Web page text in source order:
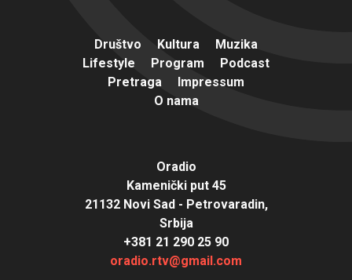
Društvo Kultura
Muzika
Lifestyle
Program
Podcast
Pretraga
Impressum
O nama
Oradio
Kamenički put 45
21132 Novi Sad - Petrovaradin,
Srbija
+381 21 290 25 90
oradio.rtv@gmail.com